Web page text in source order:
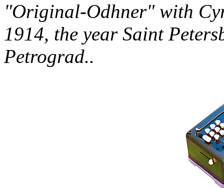
"Original-Odhner" with
1914, the year Saint
Petrograd..